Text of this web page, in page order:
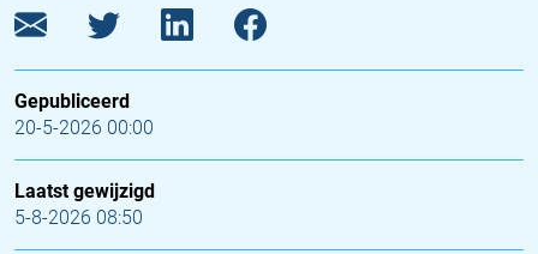
Gepubliceerd
20-5-2026 00:00
Laatst gewijzigd
5-8-2026 08:50